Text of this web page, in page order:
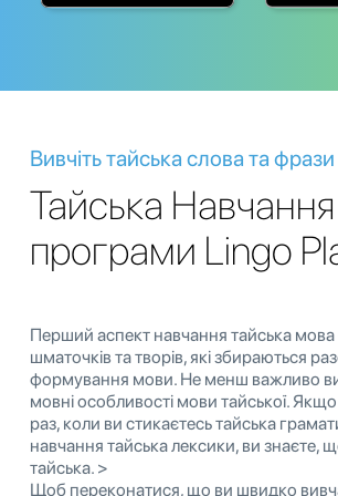
Вивчіть тайська слова та фрази
Тайська Навчання
програми Lingo
Перший аспект навчання тайська мова
шматочків та творів, які збираються
формування мови. Не менш важливо
мовні особливості мови тайської.
раз, коли ви стикаєтесь тайська
навчання тайська лексики, ви знаєте,
тайська. >
Щоб переконатися, що ви швидко